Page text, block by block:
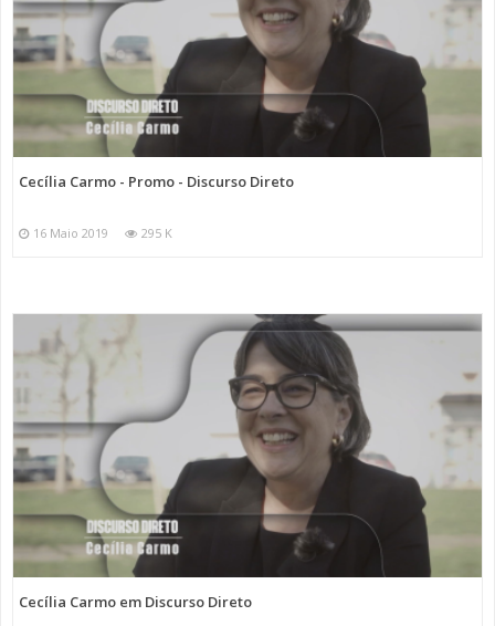
Cecília Carmo - Promo - Discurso Direto
16 Maio 2019 295 K
Cecília Carmo em Discurso Direto